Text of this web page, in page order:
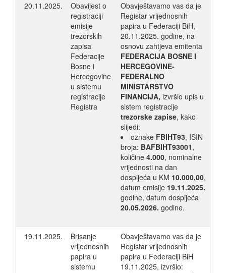
20.11.2025.
Obavijest o
registraciji
emisije
trezorskih
zapisa
Federacije
Bosne i
Hercegovine
u sistemu
registracije
Registra
Obavještavamo vas da je
Registar vrijednosnih
papira u Federaciji BiH,
20.11.2025. godine, na
osnovu zahtjeva emitenta
FEDERACIJA BOSNE I
HERCEGOVINE-
FEDERALNO
MINISTARSTVO
FINANCIJA, izvršio upis u
sistem registracije
trezorske zapise, kako
slijedi:
oznake FBIHT93, ISIN
broja: BAFBIHT93001,
količine 4.000, nominalne
vrijednosti na dan
dospijeća u KM 10.000,00,
datum emisije 19.11.2025.
godine, datum dospijeća
20.05.2026. godine.
19.11.2025.
Brisanje
vrijednosnih
papira u
sistemu
Obavještavamo vas da je
Registar vrijednosnih
papira u Federaciji BiH
19.11.2025, izvršio: